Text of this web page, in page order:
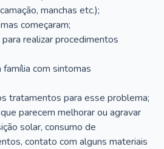
manchas etc.);
começaram;
realizar procedimentos
família com sintomas
tratamentos para esse problema;
parecem melhorar ou agravar
solar, consumo de
contato com alguns materiais